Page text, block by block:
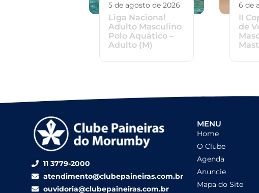
5 de agosto de 2026
Liga Nacional
Adulto Masculino
Polo Aquático –
Adulto (M)
6 de
II
de
11 3779-2000
atendimento@clubepaineiras.com.br
ouvidoria@clubepaineiras.com.br
MENU
Home
O Clube
Agenda
Anuncie
Mapa do Site